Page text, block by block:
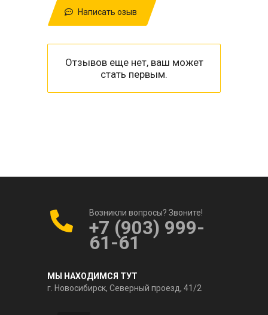
Написать озыв
Отзывов еще нет, ваш может
стать первым.
Возникли вопросы? Звоните!
+7 (903) 999-
61-61
МЫ НАХОДИМСЯ ТУТ
г. Новосибирск, Северный проезд, 41/2